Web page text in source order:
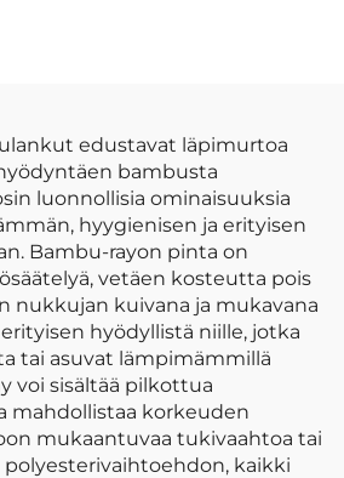
edustavat läpimurtoa
bambusta
luonnollisia ominaisuuksia
hyygienisen ja erityisen
Bambu-rayon pinta on
vetäen kosteutta pois
nukkujan kuivana ja mukavana
hyödyllistä niille, jotka
tai asuvat lämpimämmillä
voi sisältää pilkottua
mahdollistaa korkeuden
mukaantuvaa tukivaahtoa tai
kaikki